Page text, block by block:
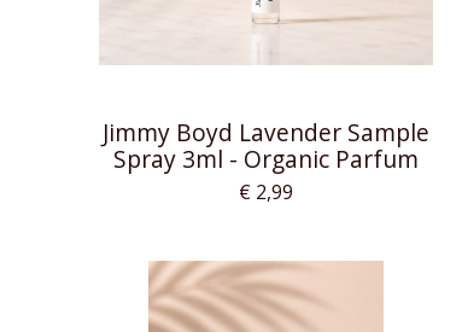
Jimmy Boyd Lavender Sample
Spray 3ml - Organic Parfum
€ 2,99